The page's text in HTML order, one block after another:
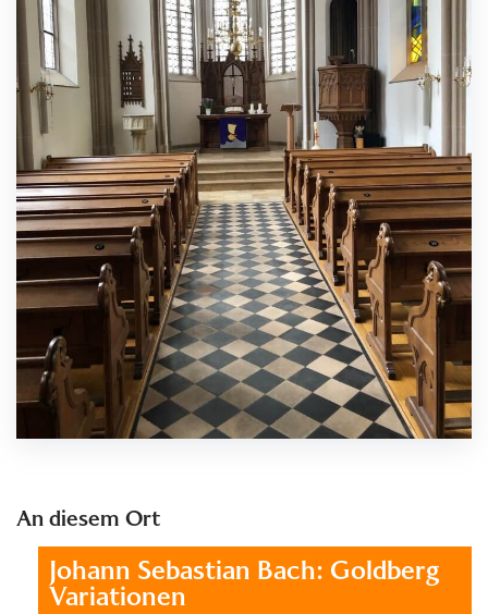
An diesem Ort
Johann Sebastian Bach: Goldberg
Variationen